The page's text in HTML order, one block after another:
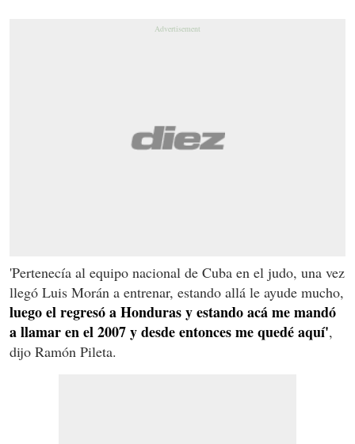
'Pertenecía al equipo nacional de Cuba en el judo, una vez
llegó Luis Morán a entrenar, estando allá le ayude mucho,
luego el regresó a Honduras y estando acá me mandó
a llamar en el 2007 y desde entonces me quedé aquí',
dijo Ramón Pileta.